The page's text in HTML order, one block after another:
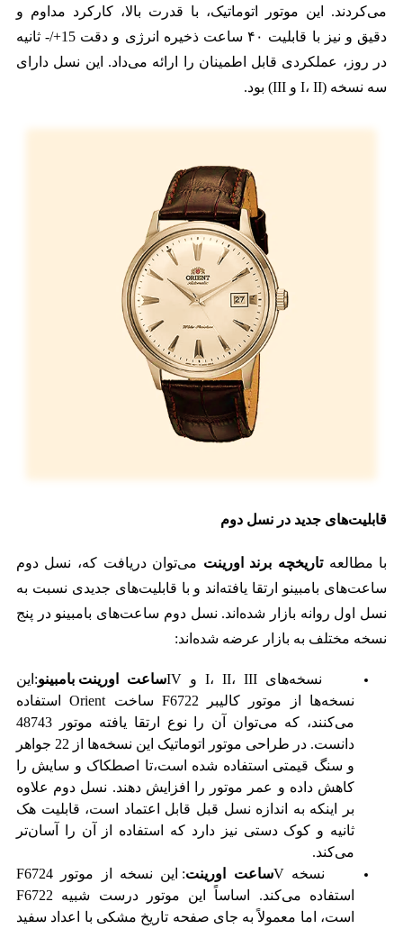
می‌کردند. این موتور اتوماتیک، با قدرت بالا، کارکرد مداوم و
دقیق و نیز با قابلیت ۴۰ ساعت ذخیره انرژی و دقت 15+/- ثانیه
در روز، عملکردی قابل اطمینان را ارائه می‌داد. این نسل دارای
سه نسخه (I، II و III) بود.
قابلیت‌های جدید در نسل دوم
با مطالعه تاریخچه برند اورینت می‌توان دریافت که، نسل دوم
ساعت‌های بامبینو ارتقا یافته‌اند و با قابلیت‌های جدیدی نسبت به
نسل اول روانه بازار شده‌اند. نسل دوم ساعت‌های بامبینو در پنج
نسخه مختلف به بازار عرضه شده‌اند:
نسخه‌های I، II، III و IV ساعت اورینت بامبینو:این
نسخه‌ها از موتور کالیبر F6722 ساخت Orient استفاده
می‌کنند، که می‌توان آن را نوع ارتقا یافته‌ موتور 48743
دانست. در طراحی موتور اتوماتیک این نسخه‌ها از 22 جواهر
و سنگ قیمتی استفاده شده است،تا اصطکاک و سایش را
کاهش داده و عمر موتور را افزایش دهند. نسل دوم علاوه
بر اینکه به اندازه نسل قبل قابل اعتماد است، قابلیت هک
ثانیه و کوک دستی نیز دارد که استفاده از آن را آسان‌تر
می‌کند.
نسخه V
ساعت اورینت
: این نسخه از موتور F6724
استفاده می‌کند. اساساً این موتور درست شبیه F6722
است، اما معمولاً به جای صفحه تاریخ مشکی با اعداد سفید